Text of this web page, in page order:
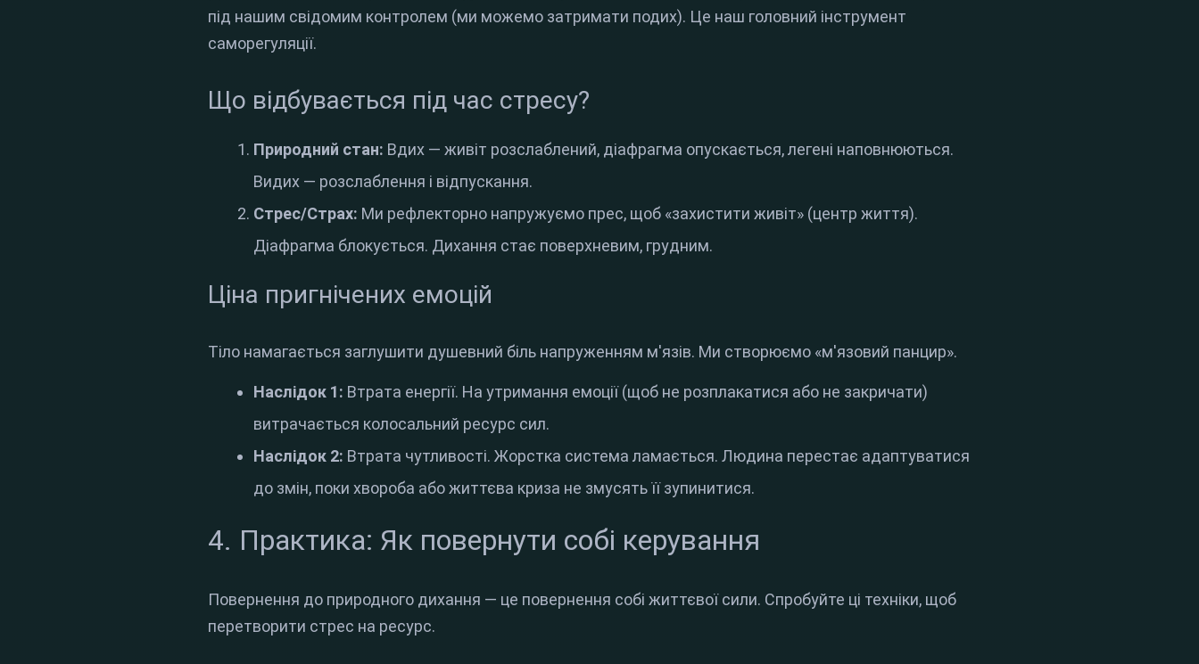
під нашим свідомим контролем (ми можемо затримати подих). Це наш головний інструмент
саморегуляції.
Що відбувається під час стресу?
Природний стан: Вдих — живіт розслаблений, діафрагма опускається, легені наповнюються.
Видих — розслаблення і відпускання.
Стрес/Страх: Ми рефлекторно напружуємо прес, щоб «захистити живіт» (центр життя).
Діафрагма блокується. Дихання стає поверхневим, грудним.
Ціна пригнічених емоцій
Тіло намагається заглушити душевний біль напруженням м'язів. Ми створюємо «м'язовий панцир».
Наслідок 1: Втрата енергії. На утримання емоції (щоб не розплакатися або не закричати)
витрачається колосальний ресурс сил.
Наслідок 2: Втрата чутливості. Жорстка система ламається. Людина перестає адаптуватися
до змін, поки хвороба або життєва криза не змусять її зупинитися.
4. Практика: Як повернути собі керування
Повернення до природного дихання — це повернення собі життєвої сили. Спробуйте ці техніки, щоб
перетворити стрес на ресурс.